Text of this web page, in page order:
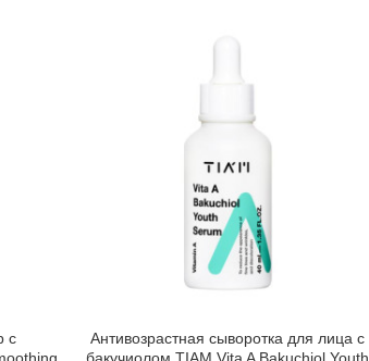
с
Антивозрастная сыворотка для лица с